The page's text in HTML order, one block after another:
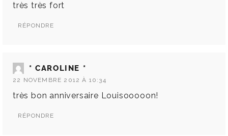
très très fort
RÉPONDRE
* CAROLINE *
22 NOVEMBRE 2012 À 10:34
très bon anniversaire Louisooooon!
RÉPONDRE